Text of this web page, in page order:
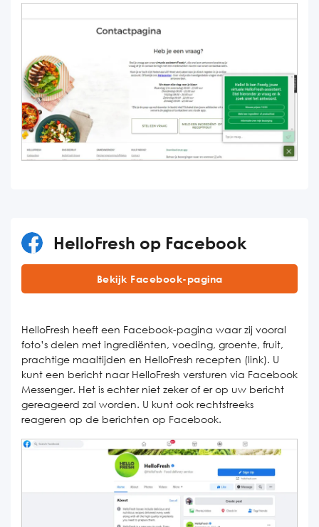
HelloFresh op Facebook
Bekijk Facebook-pagina
HelloFresh heeft een Facebook-pagina waar zij vooral
foto’s delen met ingrediënten, voeding, groente, fruit,
prachtige maaltijden en HelloFresh recepten (link). U
kunt een bericht naar HelloFresh versturen via Facebook
Messenger. Het is echter niet zeker of er op uw bericht
gereageerd zal worden. U kunt ook rechtstreeks
reageren op de berichten op Facebook.